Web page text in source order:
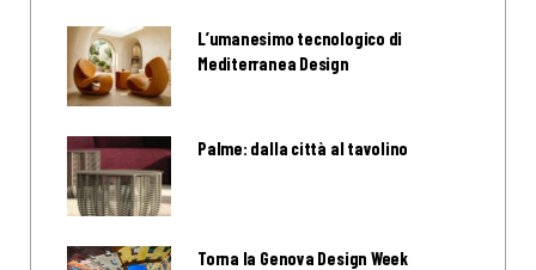
L’umanesimo tecnologico di
Mediterranea Design
Palme: dalla città al tavolino
Torna la Genova Design Week